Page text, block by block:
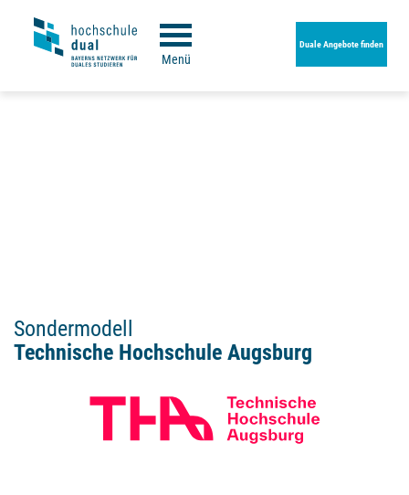
Menü
Duale Angebote finden
Sondermodell
Technische Hochschule Augsburg